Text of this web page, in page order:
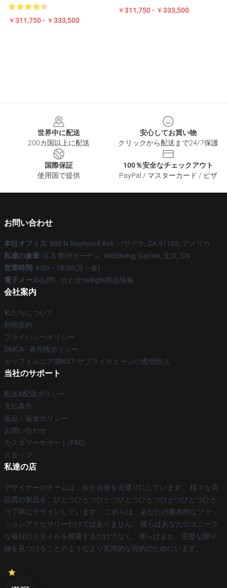
￥311,750 - ￥333,500
￥311,750 - ￥333,500
世界中に配送
200カ国以上に配送
安心してお買い物
クリックから配送まで24/7保護
国際保証
使用国で提供
100％安全なチェックアウト
PayPal / マスターカード / ビザ
お問い合わせ
本社オフィス: 885 N Raymond Ave, パサデナ, CA 91103, アメリカ
私達の倉庫: 区 3, 鄭州ガーデン, Weizikeng, Gao'an, 北京, CN
営業時間: 9:00～18:00(月～金)
電子メールお問い合わせtwilight商品情報
会社案内
私たちについて
利用規約
プライバシーポリシー
DMCA - 著作権ポリシー
カリフォルニアSB657: サプライチェーンの透明性法
当社のサポート
配送&配送ポリシー
支払条件
返品・返金ポリシー
お問い合わせ
カスタマーサポート(FAQ)
スタッフ
私達の店
デザイナーのチームは、自分自身を元通りにしています。 様々な高
品質の製品を、ひとつひとつひとつひとつひとつひとつひとつひと
つ丁寧にデザインしています。 これらは、あなたの基本的なファッ
ションアクセサリーだけではありません。 彼らはあなたのユニーク
な毎日のスタイルを披露するだけでなく、彼らはまた、完璧な贈り
物を見つけることのようなより実用的な目的のためにいます。